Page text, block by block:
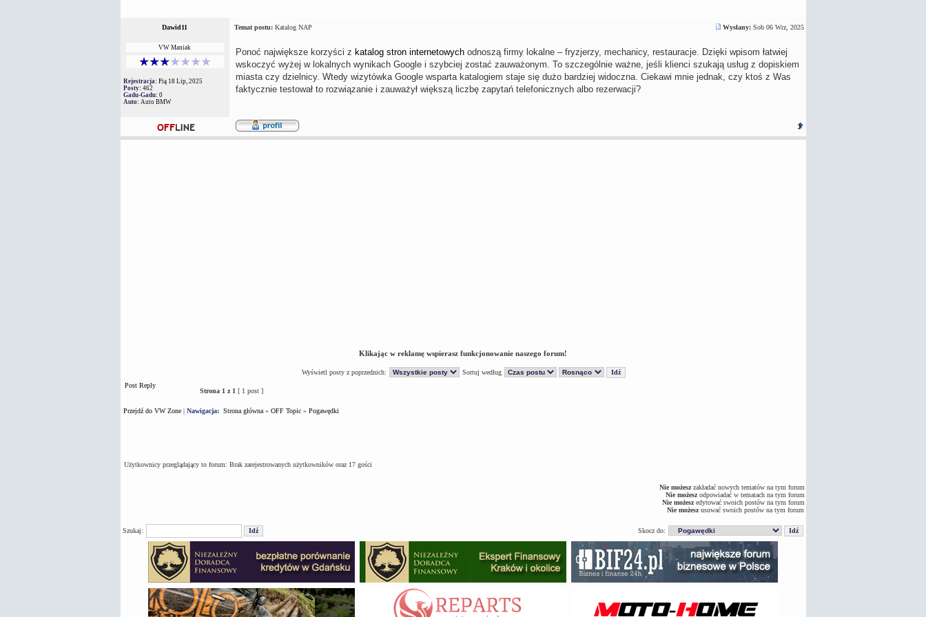
Dawid11 Temat postu:Katalog NAP Wysłany:Sob 06 Wrz, 2025
VW Maniak
Rejestracja: Pią 18 Lip, 2025
Posty: 462
Gadu-Gadu: 0
Auto: Auto BMW
Ponoć największe korzyści z katalog stron internetowychodnoszą firmy lokalne – fryzjerzy, mechanicy, restauracje. Dzięki wpisom łatwiej
wskoczyć wyżej w lokalnych wynikach Google i szybciej zostać zauważonym. To szczególnie ważne, jeśli klienci szukają usług z dopiskiem
miasta czy dzielnicy. Wtedy wizytówka Google wsparta katalogiem staje się dużo bardziej widoczna. Ciekawi mnie jednak, czy ktoś z Was
faktycznie testował to rozwiązanie i zauważył większą liczbę zapytań telefonicznych albo rezerwacji?
Klikając w reklamę wspierasz funkcjonowanie naszego forum!
Wyświetl posty z poprzednich:
Sortuj według
Post Reply
Strona 1 z 1 [ 1 post ]
Przejdź do VW Zone| Nawigacja: Strona główna» OFF Topic» Pogawędki
Użytkownicy przeglądający to forum: Brak zarejestrowanych użytkowników oraz 17 gości
Nie możeszzakładać nowych tematów na tym forum
Nie możeszodpowiadać w tematach na tym forum
Nie możeszedytować swoich postów na tym forum
Nie możeszusuwać swoich postów na tym forum
Szukaj: Skocz do: